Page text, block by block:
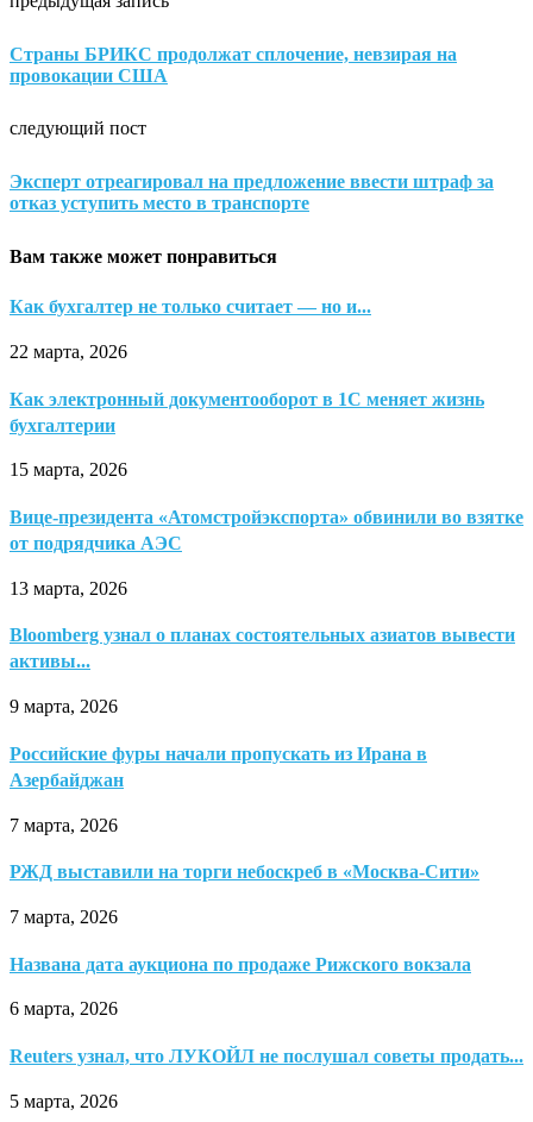
Страны БРИКС продолжат сплочение, невзирая на
провокации США
следующий пост
Эксперт отреагировал на предложение ввести штраф за
отказ уступить место в транспорте
Вам также может понравиться
Как бухгалтер не только считает — но и...
22 марта, 2026
Как электронный документооборот в 1С меняет жизнь
бухгалтерии
15 марта, 2026
Вице-президента «Атомстройэкспорта» обвинили во взятке
от подрядчика АЭС
13 марта, 2026
Bloomberg узнал о планах состоятельных азиатов вывести
активы...
9 марта, 2026
Российские фуры начали пропускать из Ирана в
Азербайджан
7 марта, 2026
РЖД выставили на торги небоскреб в «Москва-Сити»
7 марта, 2026
Названа дата аукциона по продаже Рижского вокзала
6 марта, 2026
Reuters узнал, что ЛУКОЙЛ не послушал советы продать...
5 марта, 2026